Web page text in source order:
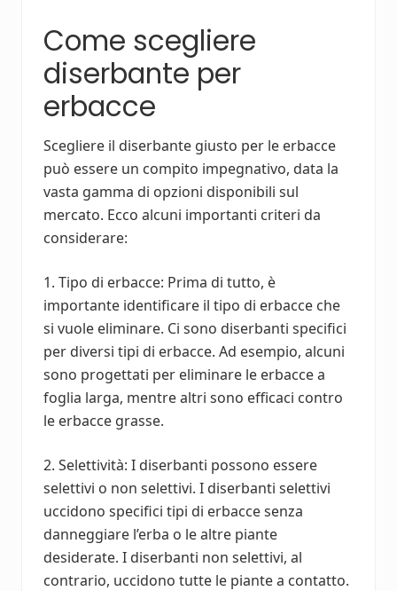
Come scegliere
diserbante per
erbacce
Scegliere il diserbante giusto per le erbacce
può essere un compito impegnativo, data la
vasta gamma di opzioni disponibili sul
mercato. Ecco alcuni importanti criteri da
considerare:
1. Tipo di erbacce: Prima di tutto, è
importante identificare il tipo di erbacce che
si vuole eliminare. Ci sono diserbanti specifici
per diversi tipi di erbacce. Ad esempio, alcuni
sono progettati per eliminare le erbacce a
foglia larga, mentre altri sono efficaci contro
le erbacce grasse.
2. Selettività: I diserbanti possono essere
selettivi o non selettivi. I diserbanti selettivi
uccidono specifici tipi di erbacce senza
danneggiare l’erba o le altre piante
desiderate. I diserbanti non selettivi, al
contrario, uccidono tutte le piante a contatto.